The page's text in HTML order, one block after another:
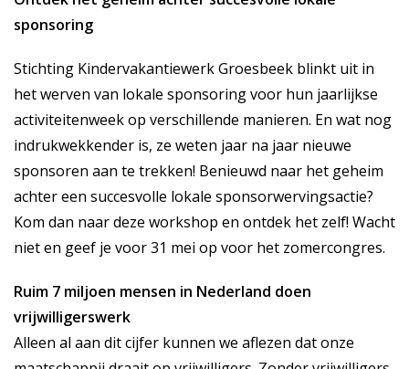
sponsoring
Stichting Kindervakantiewerk Groesbeek blinkt uit in
het werven van lokale sponsoring voor hun jaarlijkse
activiteitenweek op verschillende manieren. En wat nog
indrukwekkender is, ze weten jaar na jaar nieuwe
sponsoren aan te trekken! Benieuwd naar het geheim
achter een succesvolle lokale sponsorwervingsactie?
Kom dan naar deze workshop en ontdek het zelf! Wacht
niet en geef je voor 31 mei op voor het zomercongres.
Ruim 7 miljoen mensen in Nederland doen
vrijwilligerswerk
Alleen al aan dit cijfer kunnen we aflezen dat onze